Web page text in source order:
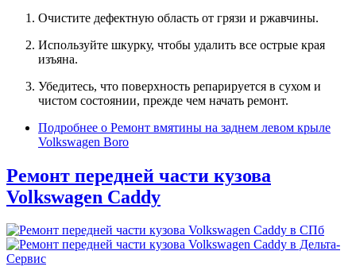
Очистите дефектную область от грязи и ржавчины.
Используйте шкурку, чтобы удалить все острые края
изъяна.
Убедитесь, что поверхность репарируется в сухом и
чистом состоянии, прежде чем начать ремонт.
Подробнее о Ремонт вмятины на заднем левом крыле
Volkswagen Boro
Ремонт передней части кузова
Volkswagen Caddy